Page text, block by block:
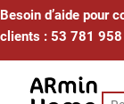
Skip
to
Besoin d’aide pour
clients : 53 781